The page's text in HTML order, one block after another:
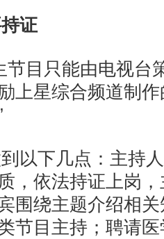
证
节目只能由电视台
上星综合频道制
以下几点：主持
，依法持证上岗
围绕主题介绍相
节目主持；聘请